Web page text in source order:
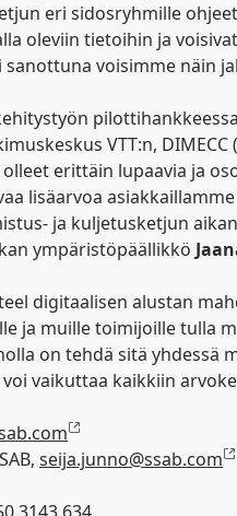
eri sidosryhmille
oleviin tietoihin ja
voisimme näin
VTT:n,
erittäin lupaavia ja
lisäarvoa
ja kuljetusketjun
ympäristöpäällikkö
digitaalisen alustan
ja muille toimijoille tulla
on tehdä sitä
vaikuttaa kaikkiin
seija.junno@ssab.com